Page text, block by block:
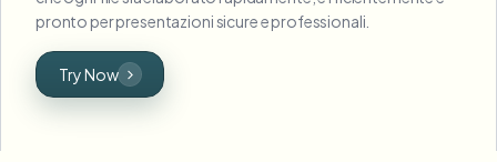
pronto per presentazioni sicure e professionali.
Try Now